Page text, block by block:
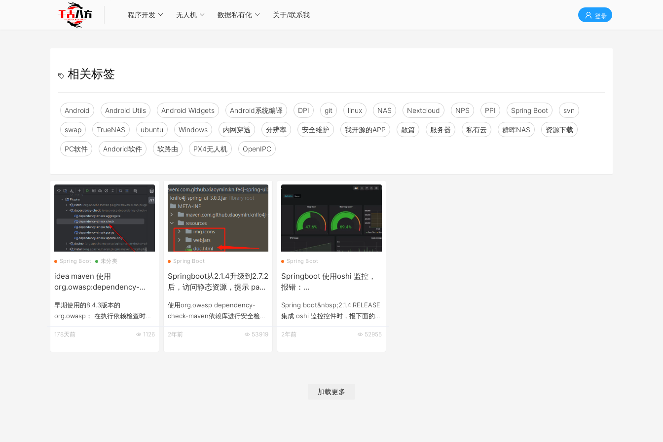
程序开发 无人机 数据私有化 关于/联系我 登录
相关标签
Android Android Utils Android Widgets Android系统编译 DPI git linux NAS Nextcloud NPS PPI Spring Boot svn
swap TrueNAS ubuntu Windows 内网穿透 分辨率 安全维护 我开源的APP 散篇 服务器 私有云 群晖NAS 资源下载
PC软件 Andorid软件 软路由 PX4无人机 OpenIPC
Spring Boot 未分类
idea maven 使用
org.owasp:dependency-
配置 NVD API Key ， 及代理
配置
早期使用的8.4.3版本的
org.owasp； 在执行依赖检查时提
低了，所以把owasp的版本升级到
178天前 1126
Spring Boot
Springboot从2.1.4升级到2.7.2
后，访问静态资源，提示 page
使用org.owasp dependency-
check-maven依赖库进行安全检查
的版本太低，所以需要升级组件。
2年前 53919
Spring Boot
Springboot 使用oshi 监控，
报错：
com/sun/jna/platform/win32/VersionHelpers
Spring boot&nbsp;2.1.4.RELEASE
集成 oshi 监控控件时，报下面的错
NoClassDefFoundError:
2年前 52955
加载更多